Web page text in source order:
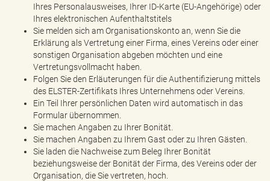
Ihres Personalausweises, Ihrer ID-Karte (EU-Angehörige) oder
Ihres elektronischen Aufenthaltstitels
Sie melden sich am Organisationskonto an, wenn Sie die
Erklärung als Vertretung einer Firma, eines Vereins oder einer
sonstigen Organisation abgeben möchten und eine
Vertretungsvollmacht haben.
Folgen Sie den Erläuterungen für die Authentifizierung mittels
des ELSTER-Zertifikats Ihres Unternehmens oder Vereins.
Ein Teil Ihrer persönlichen Daten wird automatisch in das
Formular übernommen.
Sie machen Angaben zu Ihrer Bonität.
Sie machen Angaben zu Ihrem Gast oder zu Ihren Gästen.
Sie laden die Nachweise zum Beleg Ihrer Bonität
beziehungsweise der Bonität der Firma, des Vereins oder der
Organisation, die Sie vertreten, hoch.